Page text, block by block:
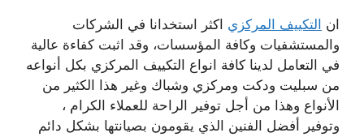
ان التكييف المركزي اكثر استخدانا في الشركات
والمستشفيات وكافة المؤسسات، وقد اثبت كفاءة عالية
في التعامل لدينا كافة انواع التكييف المركزي بكل أنواعه
من سبليت ودكت ومركزي وشباك وغير هذا الكثير من
الأنواع وهذا من أجل توفير الراحة للعملاء الكرام ،
وتوفير أفضل الفنين الذي يقومون بصيانتها بشكل دائم